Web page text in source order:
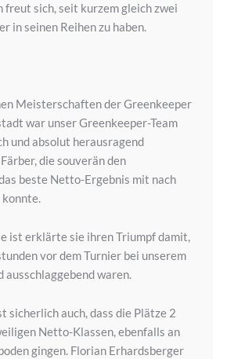
freut sich, seit kurzem gleich zwei
in seinen Reihen zu haben.
Meisterschaften der Greenkeeper
war unser Greenkeeper-Team
und absolut herausragend
die souverän den
beste Netto-Ergebnis mit nach
ist erklärte sie ihren Triumpf damit,
vor dem Turnier bei unserem
ausschlaggebend waren.
sicherlich auch, dass die Plätze 2
Netto-Klassen, ebenfalls an
gingen. Florian Erhardsberger